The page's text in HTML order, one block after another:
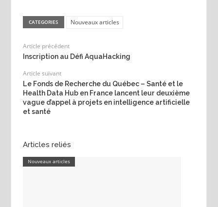
CATEGORIES Nouveaux articles
Article précédent
Inscription au Défi AquaHacking
Article suivant
Le Fonds de Recherche du Québec – Santé et le
Health Data Hub en France lancent leur deuxième
vague d’appel à projets en intelligence artificielle
et santé
Articles reliés
Nouveaux articles